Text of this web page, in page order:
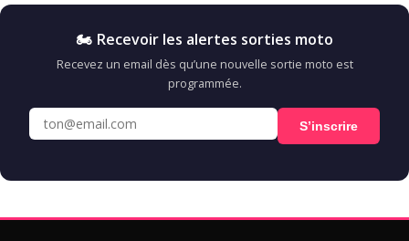
🏍️ Recevoir les alertes sorties moto
Recevez un email dès qu’une nouvelle sortie moto est
programmée.
S’inscrire